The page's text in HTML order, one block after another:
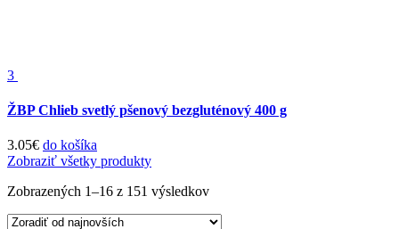
3
ŽBP Chlieb svetlý pšenový bezgluténový 400 g
3.05€ do košíka
Zobraziť všetky produkty
Zobrazených 1–16 z 151 výsledkov